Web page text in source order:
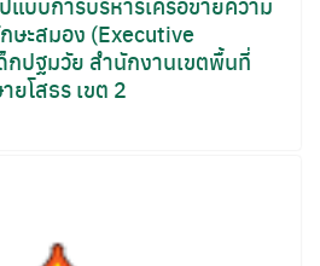
ษะสมอง (Executive
กปฐมวัย สำนักงานเขตพื้นที่
โสธร เขต 2